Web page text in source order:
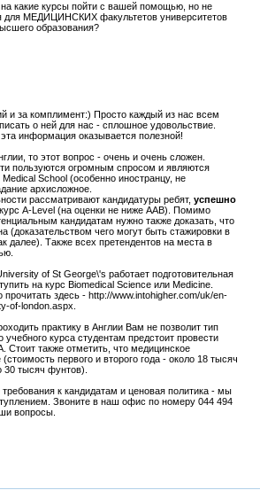
какие курсы пойти с вашей помощью, но не
для МЕДИЦИНСКИХ факультетов университетов
образования?
и за комплимент:) Просто каждый из нас всем
о ней для нас - сплошное удовольствие.
информация оказывается полезной!
то этот вопрос - очень и очень сложен.
пользуются огромным спросом и являются
School (особенно иностранцу, не
архисложное.
рассматривают кандидатуры ребят, успешно
A-Level (на оценки не ниже AAB). Помимо
кандидатам нужно также доказать, что
(доказательством чего могут быть стажировки в
далее). Также всех претендентов на места в
of St George\'s работает подготовительная
на курс Biomedical Science или Medicine.
здесь - http://www.intohigher.com/uk/en-
of-london.aspx.
практику в Англии Вам не позволит тип
курса студентам предстоит провести
также отметить, что медицинское
первого и второго года - около 18 тысяч
30 тысяч фунтов).
к кандидатам и ценовая политика - мы
Звоните в наш офис по номеру 044 494
вопросы.